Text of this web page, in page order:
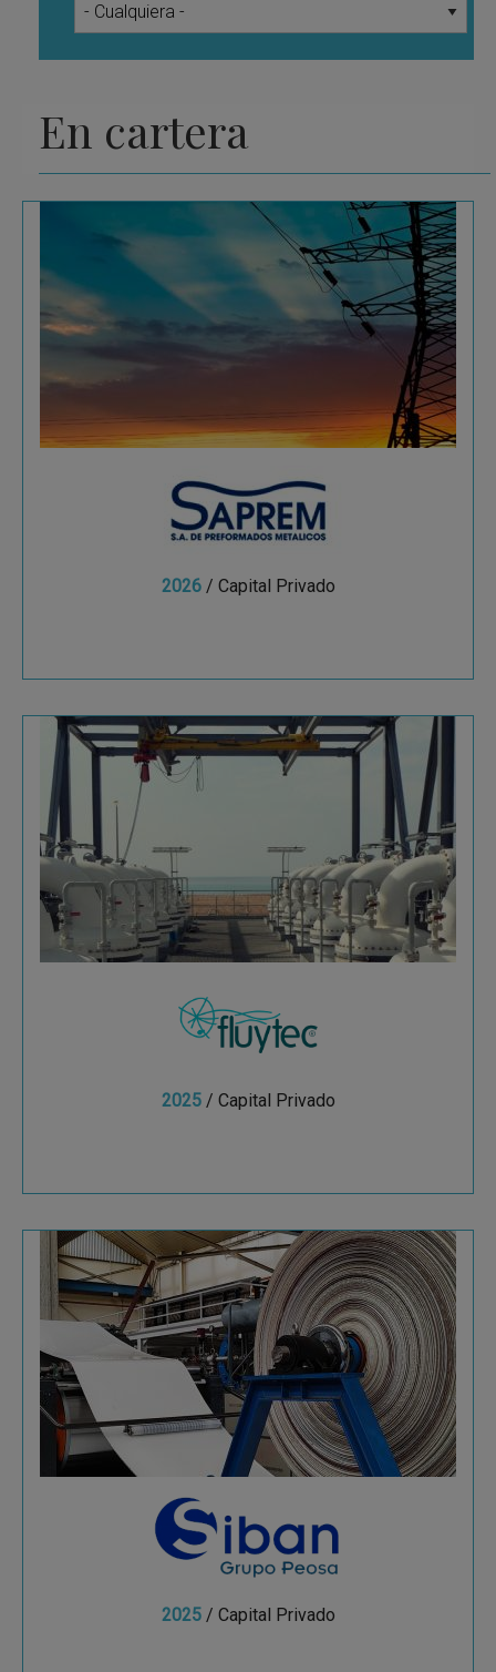
En cartera
2026/ Capital Privado
Saprem
Saprem se ha consolidado como un referente en
la fabricación de accesorios preformados y de
componentes técnicos destinados
Ver más
2025/ Capital Privado
Fluytec
Con una propuesta de valor basada en la calidad,
y la capacidad de desarrollo e innovación, ha
conseguido establecerse como un referente
global en...
Ver más
2025/ Capital Privado
Grupo Siban Peosa
Siban Peosa cuenta con 59 años de experiencia
en el desarrollo y fabricación de bandas
transportadoras.
Ver más